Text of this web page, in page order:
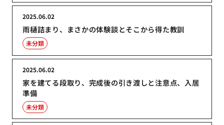
雨樋詰まり、まさかの体験談とそこから得た教訓
2025.06.02
未分類
家を建てる段取り、完成後の引き渡しと注意点、入居
準備
2025.06.02
未分類